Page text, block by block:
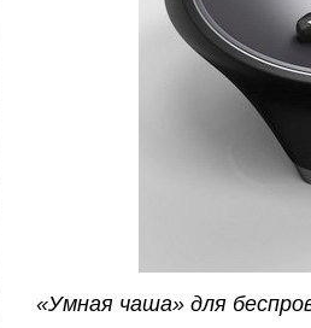
«Умная чаша» для